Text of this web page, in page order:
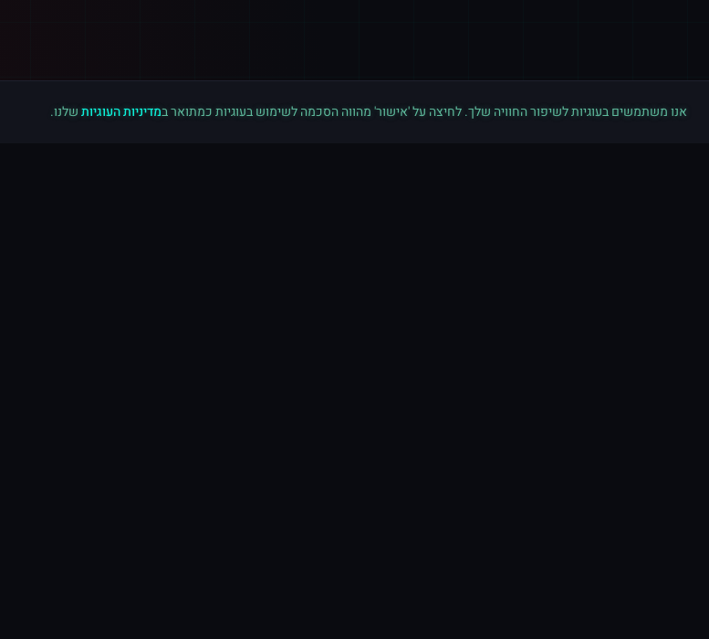
אנו משתמשים בעוגיות לשיפור החוויה שלך. לחיצה על 'אישור' מהווה הסכמה לשימוש בעוגיות כמתואר במדיניות העוגיותשלנו.